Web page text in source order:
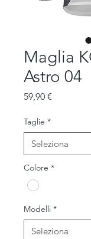
Maglia
Astro 04
59,90 €
Taglie *
Colore *
Modelli *